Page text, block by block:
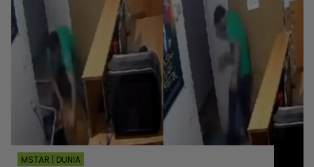
MSTAR | DUNIA